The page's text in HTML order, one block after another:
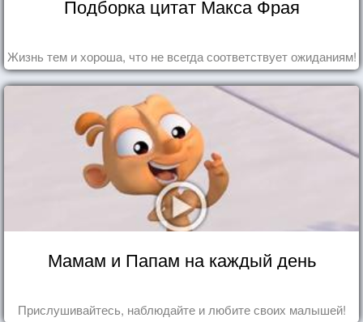
Подборка цитат Макса Фрая
Жизнь тем и хороша, что не всегда соответствует ожиданиям!
Мамам и Папам на каждый день
Прислушивайтесь, наблюдайте и любите своих малышей!